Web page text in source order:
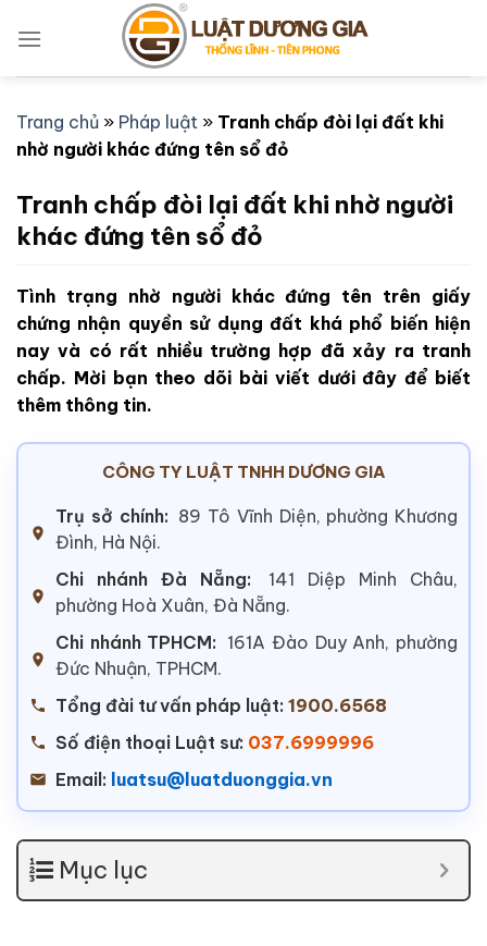
qua
Trang chủ » Pháp luật » Tranh chấp đòi lại đất khi
nhờ người khác đứng tên sổ đỏ
Tranh chấp đòi lại đất khi nhờ người
khác đứng tên sổ đỏ
Tình trạng nhờ người khác đứng tên trên giấy
chứng nhận quyền sử dụng đất khá phổ biến hiện
nay và có rất nhiều trường hợp đã xảy ra tranh
chấp. Mời bạn theo dõi bài viết dưới đây để biết
thêm thông tin.
CÔNG TY LUẬT TNHH DƯƠNG GIA
Trụ sở chính: 89 Tô Vĩnh Diện, phường Khương
Đình, Hà Nội.
Chi nhánh Đà Nẵng:
141 Diệp Minh Châu,
phường Hoà Xuân, Đà Nẵng.
Chi nhánh TPHCM: 161A Đào Duy Anh, phường
Đức Nhuận, TPHCM.
Tổng đài tư vấn pháp luật: 1900.6568
Số điện thoại Luật sư: 037.6999996
Email: luatsu@luatduonggia.vn
Mục lục